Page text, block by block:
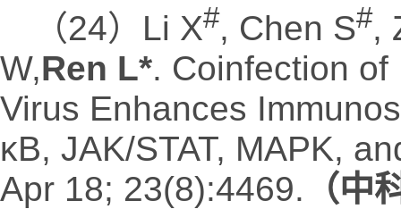
（24）Li X#, Chen S#,
W,Ren L*. Coinfection
Virus Enhances
κB, JAK/STAT, MAPK,
Apr 18; 23(8):4469. （中